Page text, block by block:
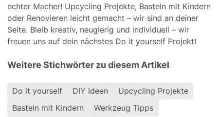
echter Macher! Upcycling Projekte, Basteln mit Kindern
oder Renovieren leicht gemacht – wir sind an deiner
Seite. Bleib kreativ, neugierig und individuell – wir
freuen uns auf dein nächstes Do it yourself Projekt!
Weitere Stichwörter zu diesem Artikel
Do it yourself DIY Ideen
Upcycling Projekte
Basteln mit Kindern
Werkzeug Tipps